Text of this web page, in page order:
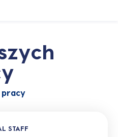
pracy
STAFF